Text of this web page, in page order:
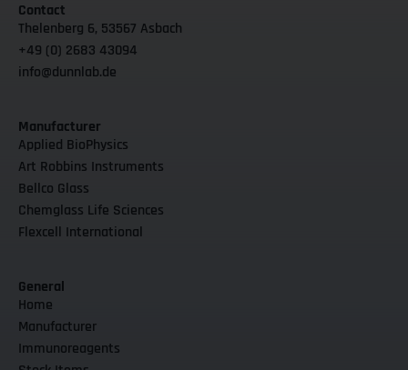
Contact
Thelenberg 6, 53567 Asbach
+49 (0) 2683 43094
info@dunnlab.de
Manufacturer
Applied BioPhysics
Art Robbins Instruments
Bellco Glass
Chemglass Life Sciences
Flexcell International
General
Home
Manufacturer
Immunoreagents